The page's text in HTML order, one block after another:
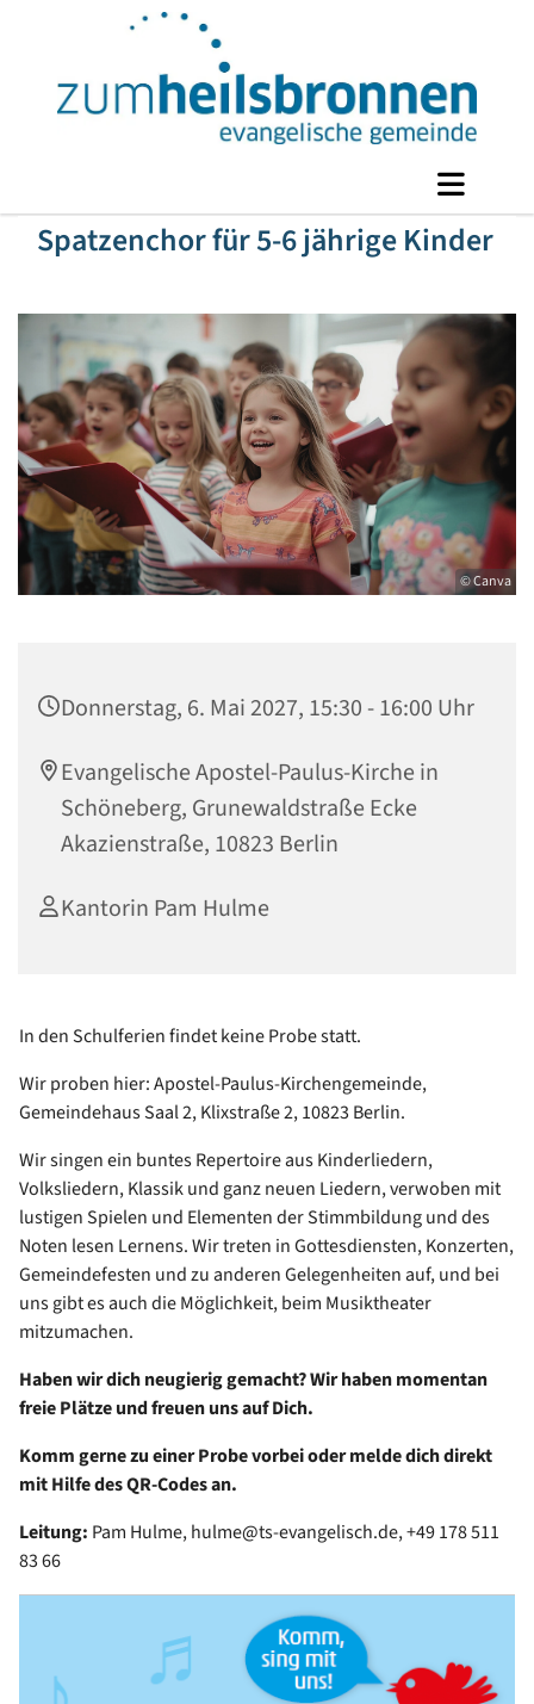
Spatzenchor für 5-6 jährige Kinder
© Canva
Donnerstag, 6. Mai 2027, 15:30 - 16:00 Uhr
Evangelische Apostel-Paulus-Kirche in
Schöneberg, Grunewaldstraße Ecke
Akazienstraße, 10823 Berlin
Kantorin Pam Hulme
In den Schulferien findet keine Probe statt.
Wir proben hier: Apostel-Paulus-Kirchengemeinde,
Gemeindehaus Saal 2, Klixstraße 2, 10823 Berlin.
Wir singen ein buntes Repertoire aus Kinderliedern,
Volksliedern, Klassik und ganz neuen Liedern, verwoben mit
lustigen Spielen und Elementen der Stimmbildung und des
Noten lesen Lernens. Wir treten in Gottesdiensten, Konzerten,
Gemeindefesten und zu anderen Gelegenheiten auf, und bei
uns gibt es auch die Möglichkeit, beim Musiktheater
mitzumachen.
Haben wir dich neugierig gemacht? Wir haben momentan
freie Plätze und freuen uns auf Dich.
Komm gerne zu einer Probe vorbei oder melde dich direkt
mit Hilfe des QR-Codes an.
Leitung: Pam Hulme, hulme@ts-evangelisch.de, +49 178 511
83 66